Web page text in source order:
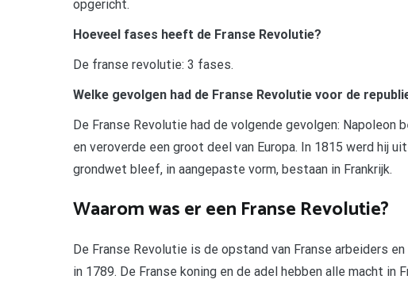
opgericht.
Hoeveel fases heeft de Franse Revolutie?
De franse revolutie: 3 fases.
Welke gevolgen had de Franse Revolutie voor de
De Franse Revolutie had de volgende gevolgen:
en veroverde een groot deel van Europa. In 1815 werd hij
grondwet bleef, in aangepaste vorm, bestaan in Frankrijk.
Waarom was er een Franse Revolutie?
De Franse Revolutie is de opstand van Franse arbeiders
in 1789. De Franse koning en de adel hebben alle macht